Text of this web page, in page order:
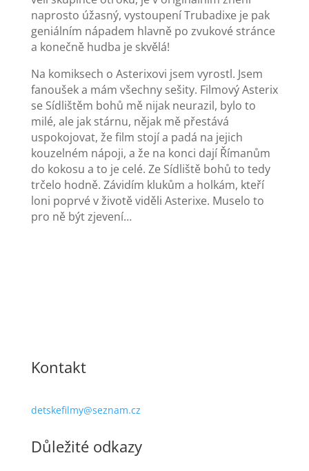
naprosto úžasný, vystoupení Trubadixe je pak
geniálním nápadem hlavně po zvukové stránce
a konečně hudba je skvělá!
Na komiksech o Asterixovi jsem vyrostl. Jsem
fanoušek a mám všechny sešity. Filmový Asterix
se Sídlištěm bohů mě nijak neurazil, bylo to
milé, ale jak stárnu, nějak mě přestává
uspokojovat, že film stojí a padá na jejich
kouzelném nápoji, a že na konci dají Římanům
do kokosu a to je celé. Ze Sídliště bohů to tedy
trčelo hodně. Závidím klukům a holkám, kteří
loni poprvé v životě viděli Asterixe. Muselo to
pro ně být zjevení…
Kontakt
detskefilmy@seznam.cz
Důležité odkazy